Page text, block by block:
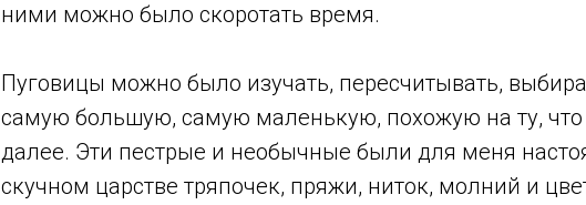
ними можно было скоротать время.
Пуговицы можно было изучать, пересчитывать,
самую большую, самую маленькую, похожую на ту, что
далее. Эти пестрые и необычные были для меня
скучном царстве тряпочек, пряжи, ниток, молний и